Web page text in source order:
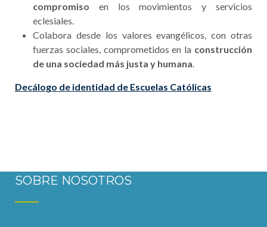
compromiso en los movimientos y servicios
eclesiales.
Colabora desde los valores evangélicos, con otras
fuerzas sociales, comprometidos en la construcción
de una sociedad más justa y humana.
Decálogo de identidad de Escuelas Católicas
SOBRE NOSOTROS